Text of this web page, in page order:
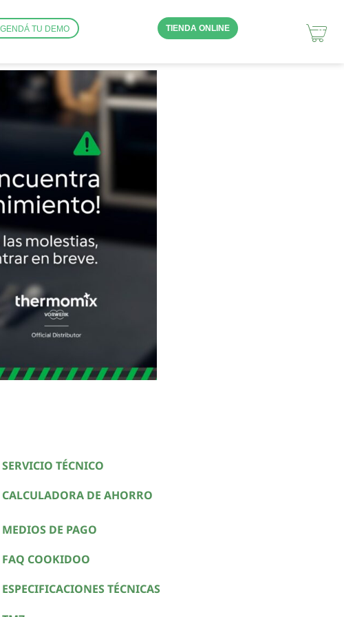
TU DEMO TIENDA ONLINE
SERVICIO TÉCNICO
CALCULADORA DE AHORRO
MEDIOS DE PAGO
FAQ COOKIDOO
ESPECIFICACIONES TÉCNICAS